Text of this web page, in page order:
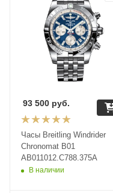
Часы Breitling Windrider
Chronomat B01
AB011012.C788.375A
В наличии
93 500 руб.